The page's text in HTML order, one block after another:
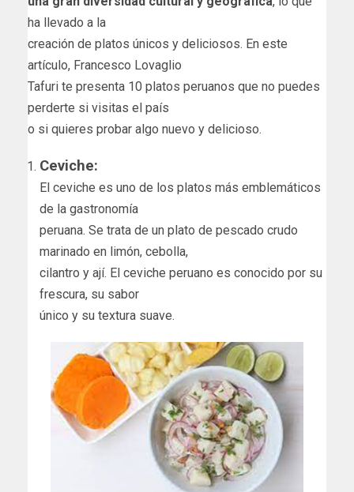
ha llevado a la
creación de platos únicos y deliciosos. En este
artículo, Francesco Lovaglio
Tafuri te presenta 10 platos peruanos que no puedes
perderte si visitas el país
o si quieres probar algo nuevo y delicioso.
Ceviche:
El ceviche es uno de los platos más emblemáticos
de la gastronomía
peruana. Se trata de un plato de pescado crudo
marinado en limón, cebolla,
cilantro y ají. El ceviche peruano es conocido por su
frescura, su sabor
único y su textura suave.